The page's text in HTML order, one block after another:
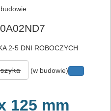
2-5 DNI ROBOCZYCH
(w budowie)
125 mm